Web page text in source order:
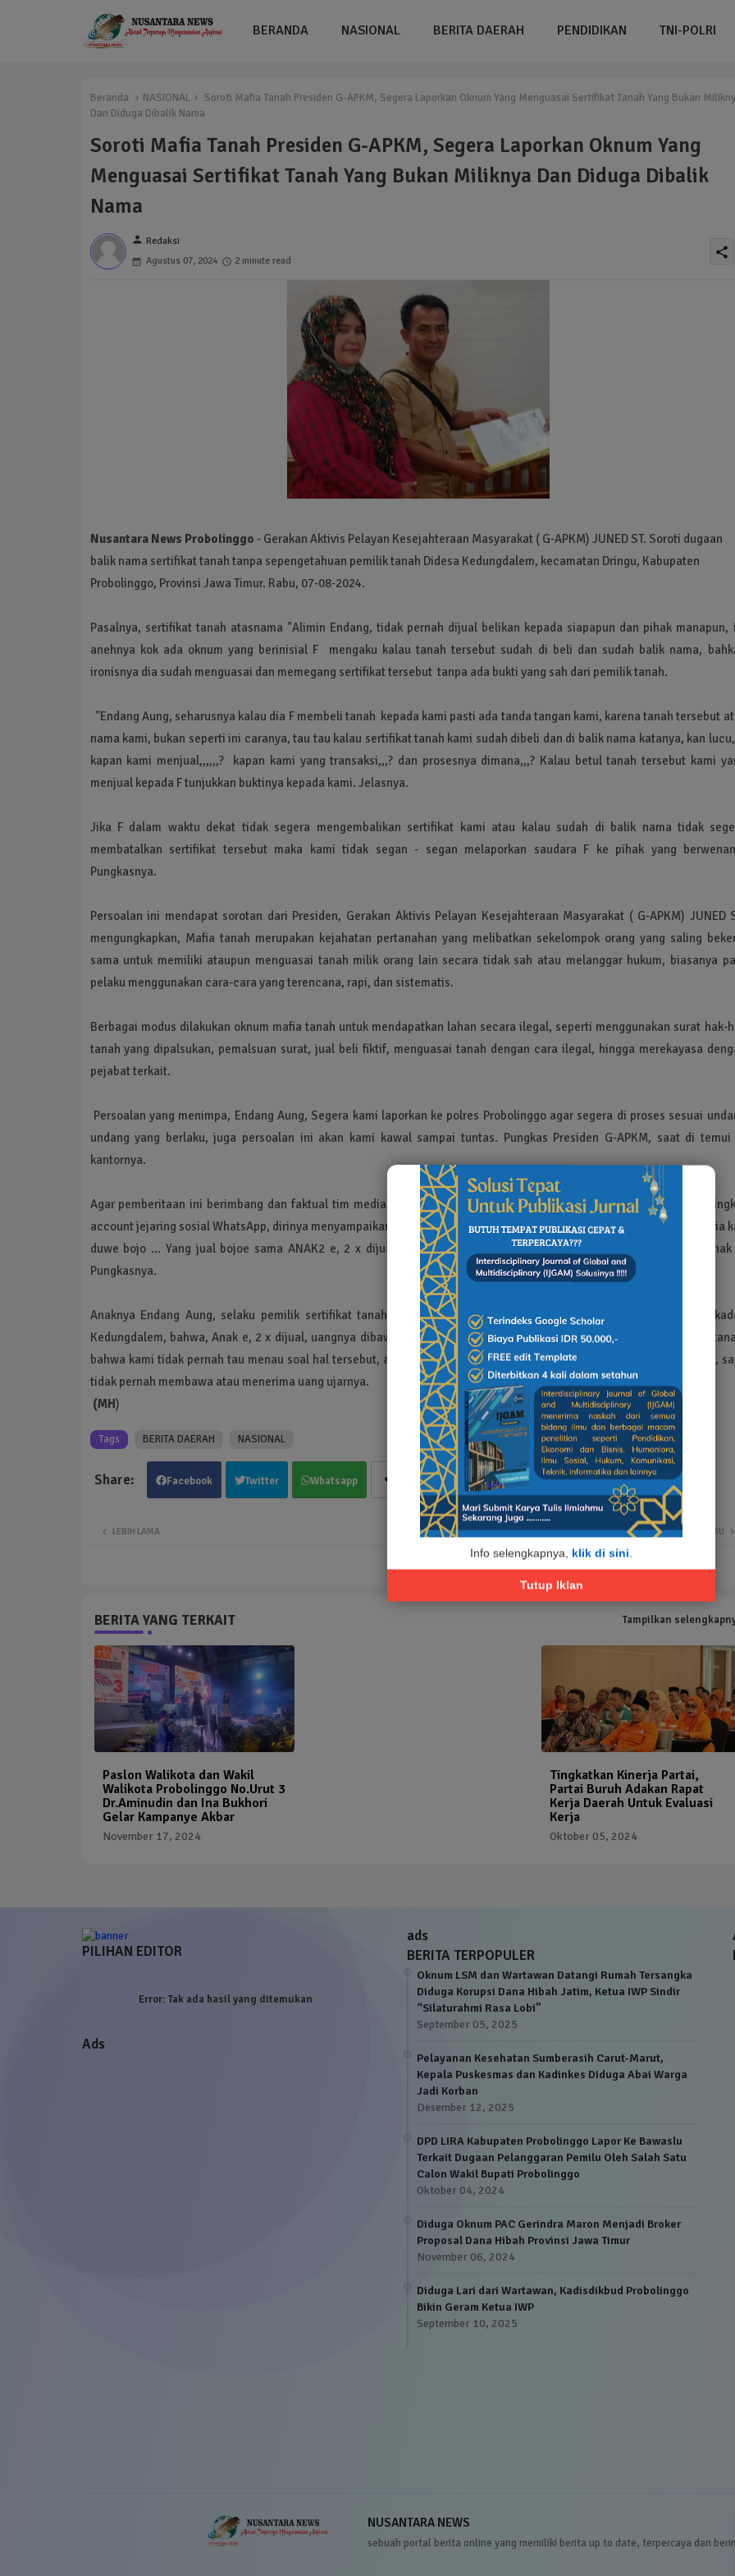
Info selengkapnya, klik di sini
Tutup Iklan
BERANDA NASIONAL BERITA DAERAH PENDIDIKAN TNI-POLRI
Beranda NASIONAL
Soroti Mafia Tanah Presiden G-APKM, Segera Laporkan Oknum Yang Menguasai Sertifikat Tanah Yang Bukan
Dan Diduga Dibalik Nama
Soroti Mafia Tanah Presiden G-APKM, Segera Laporkan Oknum Yang
Menguasai Sertifikat Tanah Yang Bukan Miliknya Dan Diduga Dibalik
Nama
person Redaksi
Agustus 07, 2024
2 minute read
share
Nusantara News Probolinggo - Gerakan Aktivis Pelayan Kesejahteraan Masyarakat ( G-APKM) JUNED ST. Soroti dugaan
balik nama sertifikat tanah tanpa sepengetahuan pemilik tanah Didesa Kedungdalem, kecamatan Dringu, Kabupaten
Probolinggo, Provinsi Jawa Timur. Rabu, 07-08-2024.
Pasalnya, sertifikat tanah atasnama "Alimin Endang, tidak pernah dijual belikan kepada siapapun dan pihak manapun,
anehnya kok ada oknum yang berinisial F mengaku kalau tanah tersebut sudah di beli dan sudah balik nama,
ironisnya dia sudah menguasai dan memegang sertifikat tersebut tanpa ada bukti yang sah dari pemilik tanah.
"Endang Aung, seharusnya kalau dia F membeli tanah kepada kami pasti ada tanda tangan kami, karena tanah tersebut
nama kami, bukan seperti ini caranya, tau tau kalau sertifikat tanah kami sudah dibeli dan di balik nama katanya, kan
kapan kami menjual,,,,,,? kapan kami yang transaksi,,,? dan prosesnya dimana,,,? Kalau betul tanah tersebut kami
menjual kepada F tunjukkan buktinya kepada kami. Jelasnya.
Jika F dalam waktu dekat tidak segera mengembalikan sertifikat kami atau kalau sudah di balik nama tidak
membatalkan sertifikat tersebut maka kami tidak segan - segan melaporkan saudara F ke pihak yang
Pungkasnya.
Persoalan ini mendapat sorotan dari Presiden, Gerakan Aktivis Pelayan Kesejahteraan Masyarakat ( G-APKM) JUNED
mengungkapkan, Mafia tanah merupakan kejahatan pertanahan yang melibatkan sekelompok orang yang saling
sama untuk memiliki ataupun menguasai tanah milik orang lain secara tidak sah atau melanggar hukum, biasanya
pelaku menggunakan cara-cara yang terencana, rapi, dan sistematis.
Berbagai modus dilakukan oknum mafia tanah untuk mendapatkan lahan secara ilegal, seperti menggunakan surat hak-
tanah yang dipalsukan, pemalsuan surat, jual beli fiktif, menguasai tanah dengan cara ilegal, hingga merekayasa
pejabat terkait.
Persoalan yang menimpa, Endang Aung, Segera kami laporkan ke polres Probolinggo agar segera di proses sesuai
undang yang berlaku, juga persoalan ini akan kami kawal sampai tuntas. Pungkas Presiden G-APKM, saat di
kantornya.
Agar pemberitaan ini berimbang dan faktual tim media mengklarifikasi kepala desa Kedungdalem, melalui pesan
account jejaring sosial WhatsApp, dirinya menyampaikan bahwa, Mari di jual itu wes Pak, Duwike di gowo anak e, Tapi dia
duwe bojo ... Yang jual bojoe sama ANAK2 e, 2 x dijual, Wes sudah balik nama setifikat, Pean koordinasi sama anak
Pungkasnya.
Anaknya Endang Aung, selaku pemilik sertifikat tanah yang diduga telah di balik nama oleh F, atas pernyataan
Kedungdalem, bahwa, Anak e, 2 x dijual, uangnya dibawa anak e, ditanggapi serius oleh anak dari Pemilik sertifikat
bahwa kami tidak pernah tau menau soal hal tersebut, apalagi membawa uangnya, seperti yang dituduhkan kades itu,
tidak pernah membawa atau menerima uang ujarnya.
(MH)
Tags BERITA DAERAH NASIONAL
Facebook Twitter Whatsapp
LEBIH BARU
LEBIH LAMA
BERITA YANG TERKAIT Tampilkan
Paslon Walikota dan Wakil
Walikota Probolinggo No.Urut 3
Dr.Aminudin dan Ina Bukhori
Gelar Kampanye Akbar
November 17, 2024
Tingkatkan Kinerja Partai,
Partai Buruh Adakan Rapat
Kerja Daerah Untuk Evaluasi
Kerja
Oktober 05, 2024
PILIHAN EDITOR
Error:Tak ada hasil yang ditemukan
Ads
ads
BERITA TERPOPULER
Oknum LSM dan Wartawan Datangi Rumah Tersangka
Diduga Korupsi Dana Hibah Jatim, Ketua IWP Sindir
“Silaturahmi Rasa Lobi”
September 05, 2025
Pelayanan Kesehatan Sumberasih Carut-Marut,
Kepala Puskesmas dan Kadinkes Diduga Abai Warga
Jadi Korban
Desember 12, 2025
DPD LIRA Kabupaten Probolinggo Lapor Ke Bawaslu
Terkait Dugaan Pelanggaran Pemilu Oleh Salah Satu
Calon Wakil Bupati Probolinggo
Oktober 04, 2024
Diduga Oknum PAC Gerindra Maron Menjadi Broker
Proposal Dana Hibah Provinsi Jawa Timur
November 06, 2024
Diduga Lari dari Wartawan, Kadisdikbud Probolinggo
Bikin Geram Ketua IWP
September 10, 2025
NUSANTARA NEWS
sebuah portal berita online yang memiliki berita up to date, terpercaya dan